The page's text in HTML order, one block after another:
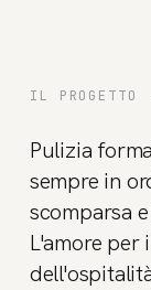
IL PROGETTO
Pulizia
sempre in
scomparsa
L'amore per